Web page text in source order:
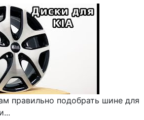
правильно подобрать шине для